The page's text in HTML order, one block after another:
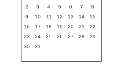
2
3 4 5 6 7
8
9
10 11 12 13 14
15
16
17 18 19 20 21
22
23
24 25 26 27 28
29
30
31